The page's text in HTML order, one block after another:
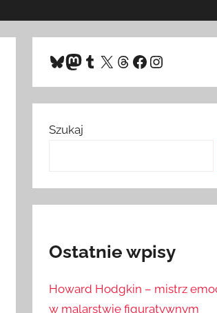
Bluesky
Mastodon
Tumblr
X Threads
Facebook
Instagram
Szukaj
Ostatnie wpisy
Howard Hodgkin – mistrz
w malarstwie figuratywnym